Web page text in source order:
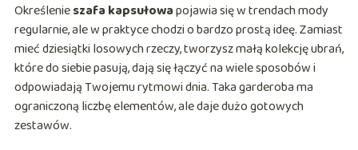
Określenieszafa kapsułowapojawia się w trendach mody
regularnie, ale w praktyce chodzi o bardzo prostą ideę. Zamiast
mieć dziesiątki losowych rzeczy, tworzysz małą kolekcję ubrań,
które do siebie pasują, dają się łączyć na wiele sposobów i
odpowiadają Twojemu rytmowi dnia. Taka garderoba ma
ograniczoną liczbę elementów, ale daje dużo gotowych
zestawów.